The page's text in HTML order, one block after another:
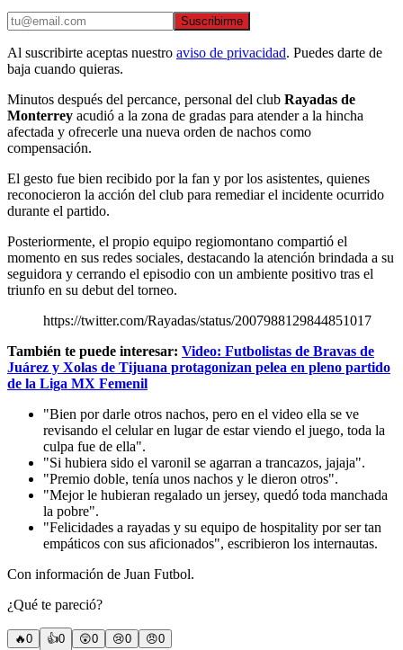
Suscribirme
Al suscribirte aceptas nuestro aviso de privacidad. Puedes darte de
baja cuando quieras.
Minutos después del percance, personal del club Rayadas de
Monterrey acudió a la zona de gradas para atender a la hincha
afectada y ofrecerle una nueva orden de nachos como
compensación.
El gesto fue bien recibido por la fan y por los asistentes, quienes
reconocieron la acción del club para remediar el incidente ocurrido
durante el partido.
Posteriormente, el propio equipo regiomontano compartió el
momento en sus redes sociales, destacando la atención brindada a su
seguidora y cerrando el episodio con un ambiente positivo tras el
triunfo en su debut del torneo.
https://twitter.com/Rayadas/status/2007988129844851017
También te puede interesar: Video: Futbolistas de Bravas de
Juárez y Xolas de Tijuana protagonizan pelea en pleno partido
de la Liga MX Femenil
"Bien por darle otros nachos, pero en el video ella se ve
revisando el celular en lugar de estar viendo el juego, toda la
culpa fue de ella".
"Si hubiera sido el varonil se agarran a trancazos, jajaja".
"Premio doble, tenía unos nachos y le dieron otros".
"Mejor le hubieran regalado un jersey, quedó toda manchada
la pobre".
"Felicidades a rayadas y su equipo de hospitality por ser tan
empáticos con sus aficionados", escribieron los internautas.
Con información de Juan Futbol.
¿Qué te pareció?
🔥0 👍0 😲0 😢0 😠0